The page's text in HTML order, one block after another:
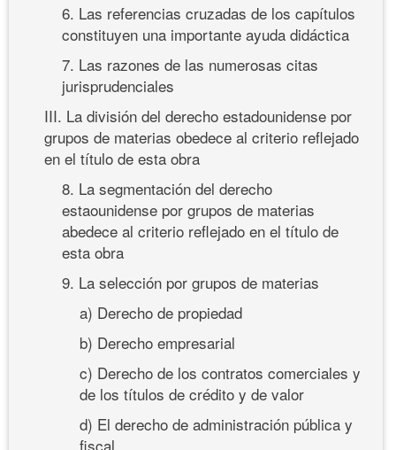
6. Las referencias cruzadas de los capítulos
constituyen una importante ayuda didáctica
7. Las razones de las numerosas citas
jurisprudenciales
III. La división del derecho estadounidense por
grupos de materias obedece al criterio reflejado
en el título de esta obra
8. La segmentación del derecho
estaounidense por grupos de materias
abedece al criterio reflejado en el título de
esta obra
9. La selección por grupos de materias
a) Derecho de propiedad
b) Derecho empresarial
c) Derecho de los contratos comerciales y
de los títulos de crédito y de valor
d) El derecho de administración pública y
fiscal